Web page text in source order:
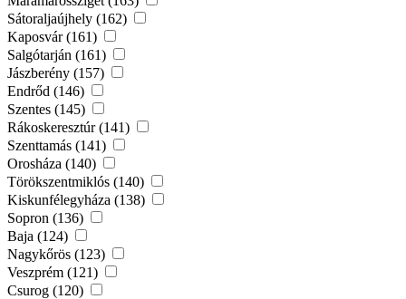
Sátoraljaújhely (162)
Kaposvár (161)
Salgótarján (161)
Jászberény (157)
Endrőd (146)
Szentes (145)
Rákoskeresztúr (141)
Szenttamás (141)
Orosháza (140)
Törökszentmiklós (140)
Kiskunfélegyháza (138)
Sopron (136)
Baja (124)
Nagykőrös (123)
Veszprém (121)
Csurog (120)